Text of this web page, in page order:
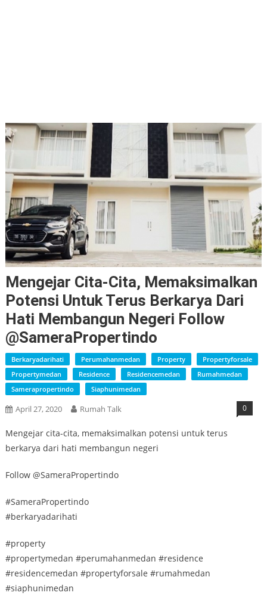
Mengejar Cita-Cita, Memaksimalkan
Potensi Untuk Terus Berkarya Dari
Hati Membangun Negeri Follow
@SameraPropertindo
Berkaryadarihati Perumahanmedan Property
Propertyforsale
Propertymedan
Residence Residencemedan
Rumahmedan
Samerapropertindo
Siaphunimedan
April 27, 2020 Rumah Talk 0
Mengejar cita-cita, memaksimalkan potensi untuk terus
berkarya dari hati membangun negeri
Follow @SameraPropertindo
#SameraPropertindo
#berkaryadarihati
#property
#propertymedan #perumahanmedan #residence
#residencemedan #propertyforsale #rumahmedan
#siaphunimedan